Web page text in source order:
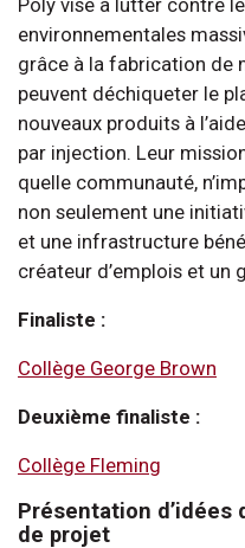
environnementales
grâce à la fabrication de
peuvent déchiqueter le
nouveaux produits à
par injection. Leur
quelle communauté,
non seulement une
et une infrastructure
créateur d’emplois et un
Finaliste :
Collège George Brown
Deuxième finaliste :
Collège Fleming
Présentation
de projet